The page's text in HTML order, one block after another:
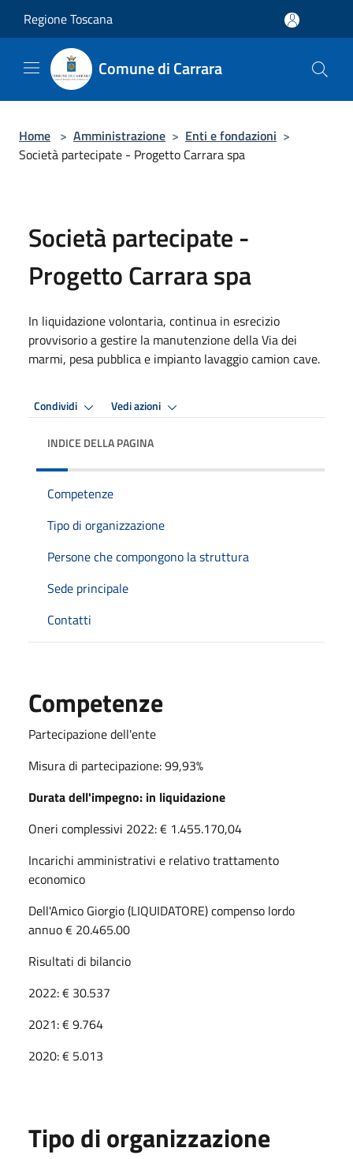
Regione Toscana
Comune di Carrara
Home > Amministrazione > Enti e fondazioni >
Società partecipate - Progetto Carrara spa
Società partecipate -
Progetto Carrara spa
In liquidazione volontaria, continua in esrecizio
provvisorio a gestire la manutenzione della Via dei
marmi, pesa pubblica e impianto lavaggio camion cave.
Condividi Vedi azioni
INDICE DELLA PAGINA
Competenze
Tipo di organizzazione
Persone che compongono la struttura
Sede principale
Contatti
Competenze
Partecipazione dell'ente
Misura di partecipazione: 99,93%
Durata dell'impegno: in liquidazione
Oneri complessivi 2022:€ 1.455.170,04
Incarichi amministrativi e relativo trattamento
economico
Dell'Amico Giorgio (LIQUIDATORE) compenso lordo
annuo € 20.465.00
Risultati di bilancio
2022: € 30.537
2021: € 9.764
2020: € 5.013
Tipo di organizzazione